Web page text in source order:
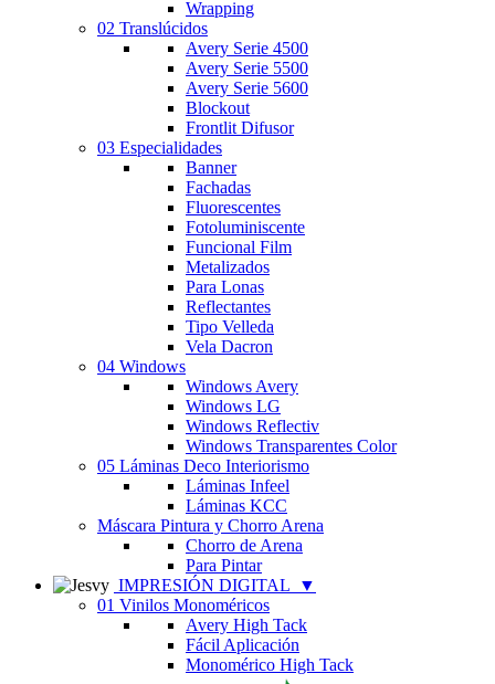
Wrapping
02 Translúcidos
Avery Serie 4500
Avery Serie 5500
Avery Serie 5600
Blockout
Frontlit Difusor
03 Especialidades
Banner
Fachadas
Fluorescentes
Fotoluminiscente
Funcional Film
Metalizados
Para Lonas
Reflectantes
Tipo Velleda
Vela Dacron
04 Windows
Windows Avery
Windows LG
Windows Reflectiv
Windows Transparentes Color
05 Láminas Deco Interiorismo
Láminas Infeel
Láminas KCC
Máscara Pintura y Chorro Arena
Chorro de Arena
Para Pintar
IMPRESIÓN DIGITAL
▼
01 Vinilos Monoméricos
Avery High Tack
Fácil Aplicación
Monomérico High Tack